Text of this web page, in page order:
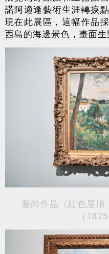
諾阿適逢藝術生涯轉捩
現在此展區，這幅作品
西島的海邊景色，畫面生
塞尚作品《紅色屋頂
（